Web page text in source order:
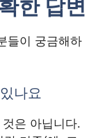
한 답변
들이 궁금해하
나요
은 아닙니다.